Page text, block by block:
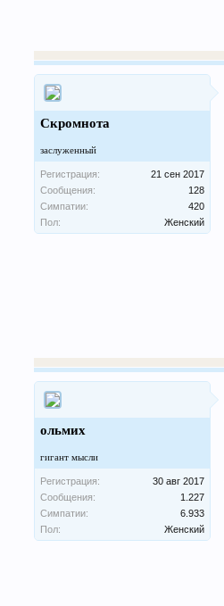
Скромнота
заслуженный
Регистрация:
21 сен 2017
Сообщения:
128
Симпатии:
420
Пол:
Женский
ольмих
гигант мысли
Регистрация:
30 авг 2017
Сообщения:
1.227
Симпатии:
6.933
Пол:
Женский